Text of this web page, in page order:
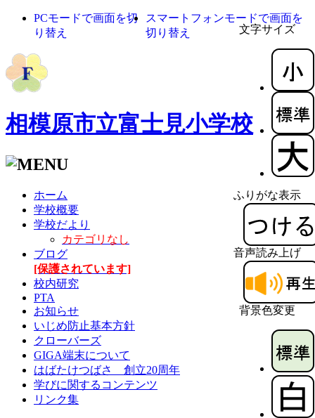
文字サイズ
ふりがな表示
音声読み上げ
背景色変更
PCモードで画面を切
り替え
スマートフォンモードで画面を
切り替え
相模原市立富士見小学校
ホーム
学校概要
学校だより
カテゴリなし
ブログ
[保護されています]
校内研究
PTA
お知らせ
いじめ防止基本方針
クローバーズ
GIGA端末について
はばたけつばさ 創立20周年
学びに関するコンテンツ
リンク集